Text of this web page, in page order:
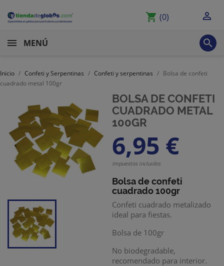
shopping_cart (0) 
MENÚ 
Inicio Confeti y Serpentinas Confeti y serpentinas
Bolsa de confeti
cuadrado metal 100gr
BOLSA DE CONFETI
CUADRADO METAL
100GR
6,95 €
Impuestos incluidos
Bolsa de confeti
cuadrado 100gr
Confeti cuadrado metalizado
ideal para fiestas.
Bolsa de 100gr
No biodegradable,
recomendado para interior.